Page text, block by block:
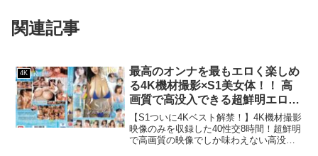
関連記事
4K
最高のオンナを最もエロく楽しめ
る4K機材撮影×S1美女体！！ 高
画質で高没入できる超鮮明エロテ
ィック映像 オール濃密セックス
40本番8時間
【S1ついに4Kベスト解禁！】4K機材撮影
映像のみを収録した40性交8時間！超鮮明
で高画質の映像でしか味わえない高没入